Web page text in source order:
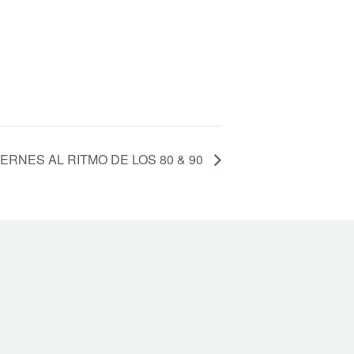
AL RITMO DE LOS 80 & 90